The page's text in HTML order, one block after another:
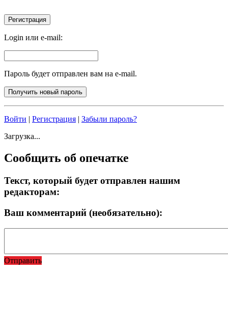
Login или e-mail:
Пароль будет отправлен вам на e-mail.
Войти | Регистрация | Забыли пароль?
Загрузка...
Сообщить об опечатке
Текст, который будет отправлен нашим
редакторам:
Ваш комментарий (необязательно):
Отправить